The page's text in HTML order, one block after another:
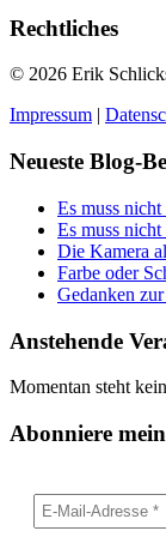
Rechtliches
© 2026 Erik
Impressum |
Neueste Blog-
Es muss
Es muss
Die Kamera
Farbe oder
Gedanken
Anstehende
Momentan steht
Abonniere